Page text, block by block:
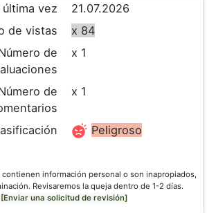
vez
21.07.2026
de vistas
x 84
de
x 1
de
x 1
Peligroso
información personal o son inapropiados,
Revisaremos la queja dentro de 1-2 días.
[Enviar una solicitud de revisión]